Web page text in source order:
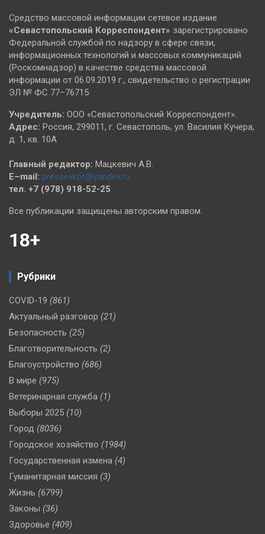
Средство массовой информации сетевое издание
«Севастопольский Корреспондент» зарегистрировано
Федеральной службой по надзору в сфере связи,
информационных технологий и массовых коммуникаций
(Роскомнадзор) в качестве средства массовой
информации от 06.09.2019 г., свидетельство о регистрации
ЭЛ № ФС 77–76715
Учредитель: ООО «Севастопольский Корреспондент».
Адрес: Россия, 299011, г. Севастополь, ул. Василия Кучера,
д. 1, кв. 10А
Главный редактор: Мацкевич А.В.
E–mail: pressevkor@yandex.ru
тел. +7 (978) 918-52-25
Все публикации защищены авторским правом.
18+
Рубрики
COVID-19 (861)
Актуальный разговор (21)
Безопасность (25)
Благотворительность (2)
Благоустройство (686)
В мире (975)
Ветеринарная служба (1)
Выборы 2025 (10)
Город (8036)
Городское хозяйство (1984)
Государственная измена (4)
Гуманитарная миссия (3)
Жизнь (6799)
Законы (36)
Здоровье (409)